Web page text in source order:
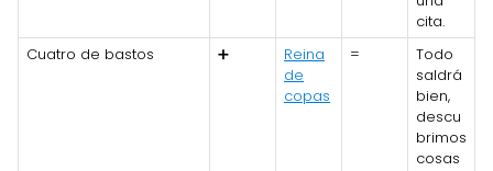
cita.
Cuatro de bastos
➕
Reina
de
copas
=
Todo
saldrá
bien,
descu
brimos
cosas